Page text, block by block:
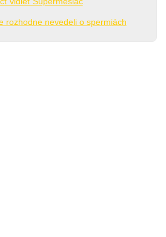
rozhodne nevedeli o spermiách